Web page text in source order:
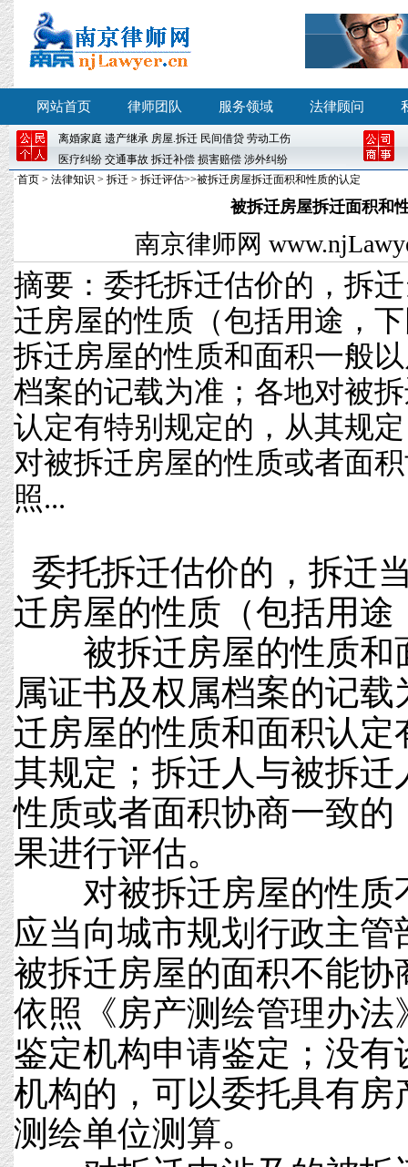
网站首页 律师团队 服务领域 法律顾问
离婚家庭 遗产继承 房屋.拆迁 民间借贷 劳动工伤
医疗纠纷 交通事故 拆迁补偿 损害赔偿 涉外纠纷
·首页 > 法律知识 > 拆迁 > 拆迁评估>>被拆迁房屋拆迁面积和性质的认定
被拆迁房屋拆迁面积和
南京律师网
摘要：委托拆迁估价的，拆
迁房屋的性质（包括用途
拆迁房屋的性质和面积一般
档案的记载为准；各地对被
认定有特别规定的，从其规
对被拆迁房屋的性质或者面
照...
委托拆迁估价的，拆迁
迁房屋的性质（包括用途
被拆迁房屋的性质和
属证书及权属档案的记
迁房屋的性质和面积认定
其规定；拆迁人与被拆迁
性质或者面积协商一致的
果进行评估。
对被拆迁房屋的性质
应当向城市规划行政主
被拆迁房屋的面积不能协
依照《房产测绘管理办法
鉴定机构申请鉴定；没
机构的，可以委托具有房
测绘单位测算。